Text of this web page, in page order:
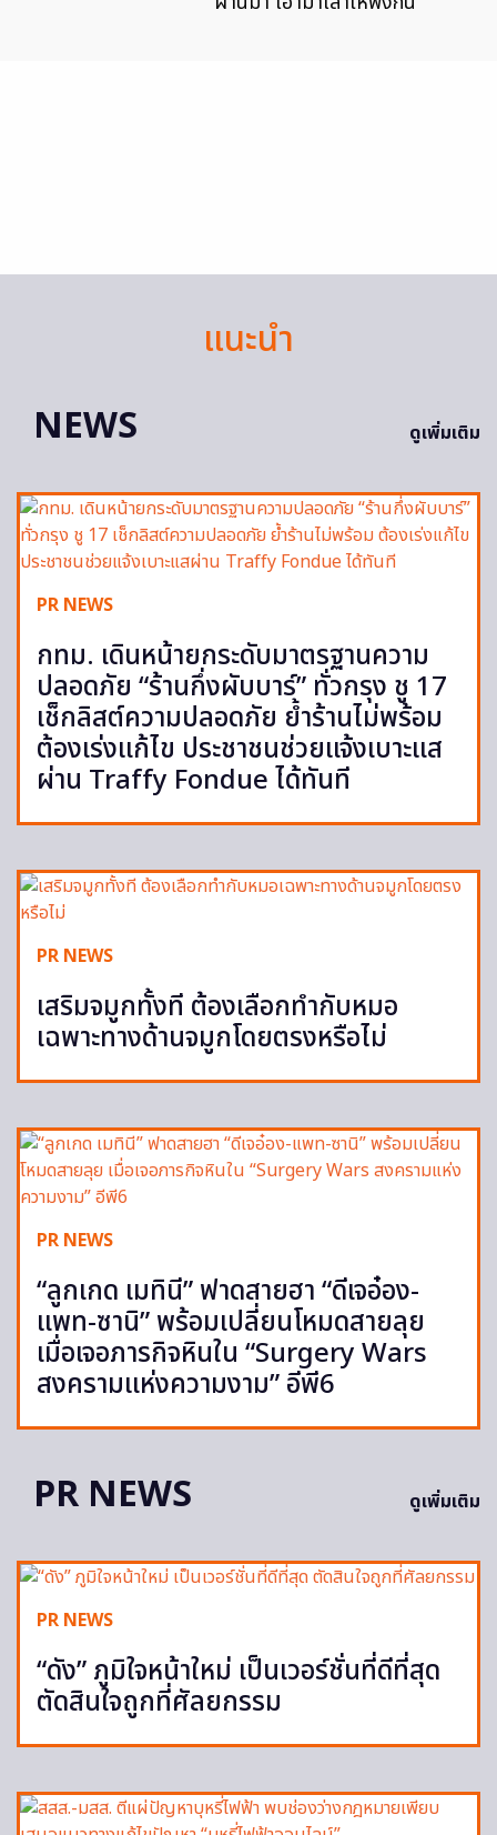
แนะนำ
NEWS
ดูเพิ่มเติม
PR NEWS
กทม. เดินหน้ายกระดับมาตรฐานความ
ปลอดภัย “ร้านกึ่งผับบาร์” ทั่วกรุง ชู 17
เช็กลิสต์ความปลอดภัย ย้ำร้านไม่พร้อม
ต้องเร่งแก้ไข ประชาชนช่วยแจ้งเบาะแส
ผ่าน Traffy Fondue ได้ทันที
PR NEWS
เสริมจมูกทั้งที ต้องเลือกทำกับหมอ
เฉพาะทางด้านจมูกโดยตรงหรือไม่
PR NEWS
“ลูกเกด เมทินี” ฟาดสายฮา “ดีเจอ๋อง-
แพท-ซานิ” พร้อมเปลี่ยนโหมดสายลุย
เมื่อเจอภารกิจหินใน “Surgery Wars
สงครามแห่งความงาม” อีพี6
PR NEWS ดูเพิ่มเติม
PR NEWS
“ดัง” ภูมิใจหน้าใหม่ เป็นเวอร์ชั่นที่ดีที่สุด
ตัดสินใจถูกที่ศัลยกรรม